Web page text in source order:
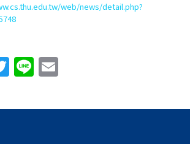
web/news/detail.php?
Twitter
LineEmail